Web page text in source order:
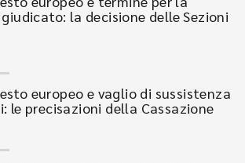
la decisione delle Sezioni
europeo e vaglio di sussistenza
le precisazioni della Cassazione